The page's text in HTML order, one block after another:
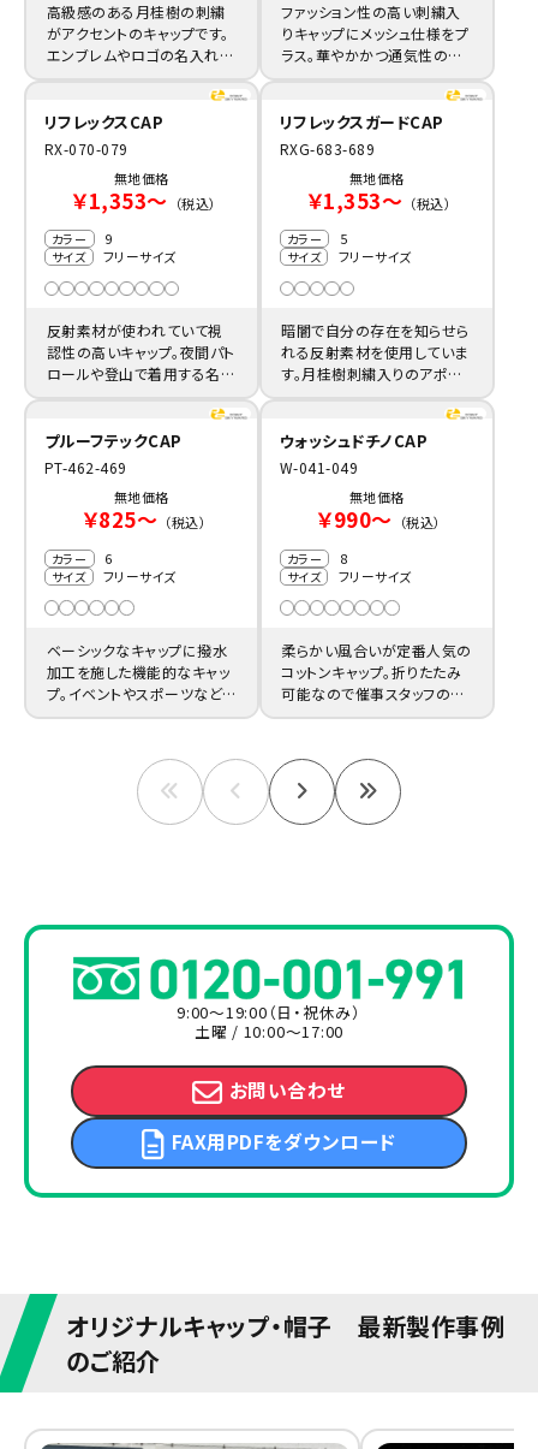
高級感のある月桂樹の刺繍
がアクセントのキャップです。
エンブレムやロゴの名入れを
ファッション性の高い刺繍入
りキャップにメッシュ仕様をプ
ラス。華やかかつ通気性の良
リフレックスCAP
RX-070-079
無地価格
￥1,353～ （税込）
カラー 9
サイズ フリーサイズ
反射素材が使われていて視
認性の高いキャップ。夜間パト
ロールや登山で着用する名入
リフレックスガードCAP
RXG-683-689
無地価格
￥1,353～ （税込）
カラー 5
サイズ フリーサイズ
暗闇で自分の存在を知らせら
れる反射素材を使用していま
す。月桂樹刺繍入りのアポロ
プルーフテックCAP
PT-462-469
無地価格
￥825～ （税込）
カラー 6
サイズ フリーサイズ
ベーシックなキャップに撥水
加工を施した機能的なキャッ
プ。イベントやスポーツなど、
屋外用の名入れ帽子製作に
ウォッシュドチノCAP
W-041-049
無地価格
￥990～ （税込）
カラー 8
サイズ フリーサイズ
柔らかい風合いが定番人気の
コットンキャップ。折りたたみ
可能なので催事スタッフの制
服やアウトドアシーンによく馴
9:00～19:00（日・祝休み）
土曜 / 10:00～17:00
お問い合わせ
FAX用PDFをダウンロード
オリジナルキャップ・帽子 最新製作事例
のご紹介